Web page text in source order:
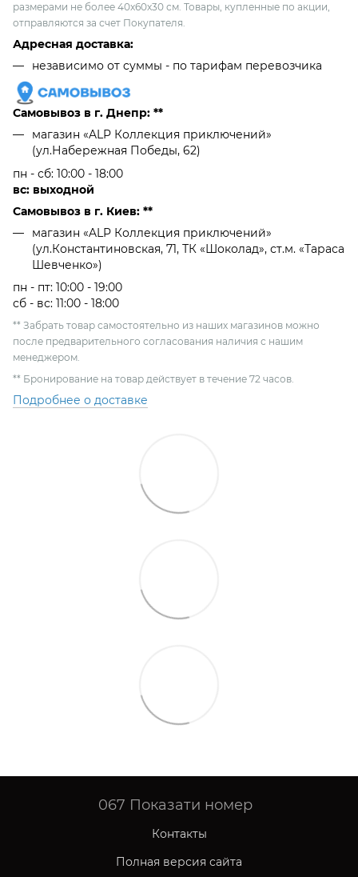
размерами не более 40х60х30 см. Товары, купленные по акции,
отправляются за счет Покупателя.
Адресная доставка:
независимо от cуммы - по тарифам перевозчика
Самовывоз в г. Днепр: **
магазин «ALP Коллекция приключений»
(ул.Набережная Победы, 62)
пн - сб: 10:00 - 18:00
вс: выходной
Самовывоз в г. Киев: **
магазин «ALP Коллекция приключений»
(ул.Константиновская, 71, ТК «Шоколад», ст.м. «Тараса
Шевченко»)
пн - пт: 10:00 - 19:00
сб - вс: 11:00 - 18:00
** Забрать товар самостоятельно из наших магазинов можно
после предварительного согласования наличия с нашим
менеджером.
** Бронирование на товар действует в течение 72 часов.
Подробнее о доставке
067 Показати номер
Контакты
Полная версия сайта